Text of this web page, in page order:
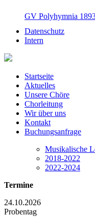
GV Polyhymnia
Datenschutz
Intern
Startseite
Aktuelles
Unsere Chöre
Chorleitung
Wir über uns
Kontakt
Buchungsanfrage
Musikalische
2018-2022
2022-2024
Termine
24.10.2026
Probentag